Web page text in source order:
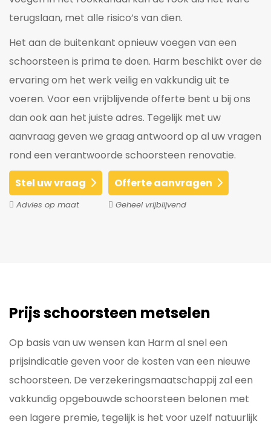
terugslaan, met alle risico’s van dien.
Het aan de buitenkant opnieuw voegen van een
schoorsteen is prima te doen. Harm beschikt over de
ervaring om het werk veilig en vakkundig uit te
voeren. Voor een vrijblijvende offerte bent u bij ons
dan ook aan het juiste adres. Tegelijk met uw
aanvraag geven we graag antwoord op al uw vragen
rond een verantwoorde schoorsteen renovatie.
Stel uw vraag
Advies op maat
Offerte aanvragen
Geheel vrijblijvend
Prijs schoorsteen metselen
Op basis van uw wensen kan Harm al snel een
prijsindicatie geven voor de kosten van een nieuwe
schoorsteen. De verzekeringsmaatschappij zal een
vakkundig opgebouwde schoorsteen belonen met
een lagere premie, tegelijk is het voor uzelf natuurlijk